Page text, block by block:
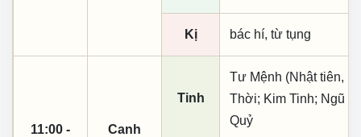
Kị bác hí, từ tụng
11:00 -
Canh
Tinh
Tư Mệnh (Nhật tiên,
Thời; Kim Tinh; Ngũ
Quỷ